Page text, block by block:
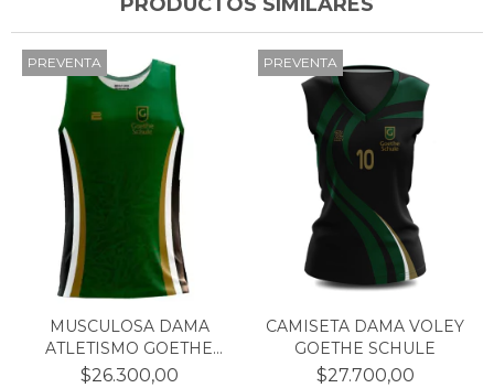
PREVENTA
MUSCULOSA DAMA
ATLETISMO GOETHE
SCHULE
$26.300,00
PREVENTA
CAMISETA DAMA VOLEY
GOETHE SCHULE
$27.700,00